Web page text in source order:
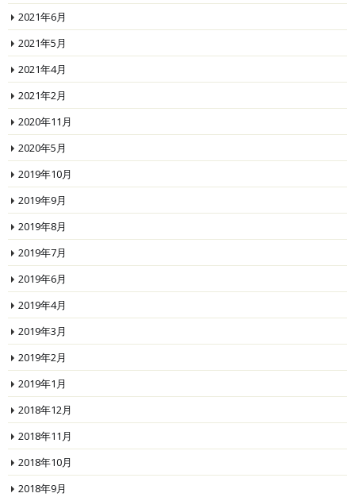
2021年6月
2021年5月
2021年4月
2021年2月
2020年11月
2020年5月
2019年10月
2019年9月
2019年8月
2019年7月
2019年6月
2019年4月
2019年3月
2019年2月
2019年1月
2018年12月
2018年11月
2018年10月
2018年9月